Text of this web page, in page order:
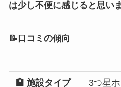
は少し不便に感じると思い
📝口コミの傾向
🏨 施設タイプ 3つ星